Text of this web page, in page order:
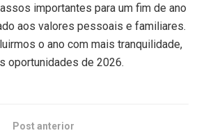
importantes para um fim de ano
aos valores pessoais e familiares.
o ano com mais tranquilidade,
oportunidades de 2026.
Post anterior